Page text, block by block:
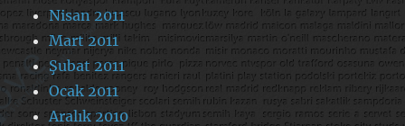
Nisan 2011
Mart 2011
Şubat 2011
Ocak 2011
Aralık 2010